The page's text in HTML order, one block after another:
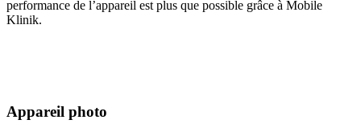
performance de l’appareil est plus que possible grâce à Mobile
Klinik.
Appareil photo